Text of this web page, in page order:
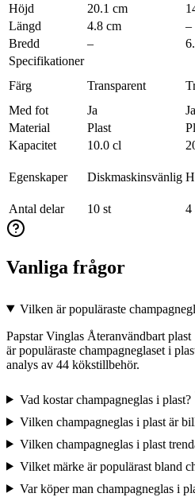
Höjd
20.1 cm
Längd
4.8 cm –
Bredd
–
Specifikationer
Färg
Transparent
Med fot
Ja Ja
Material
Plast
Kapacitet
10.0 cl
Egenskaper Diskmaskinsvänlig
Antal delar 10 st 4
Vanliga frågor
Vilken är populäraste
Papstar Vinglas Återanvändbart
är populäraste champagneglaset i
analys av 44 kökstillbehör.
Vad kostar champagneglas i plast?
Vilken champagneglas i plast är
Vilken champagneglas i plast
Vilket märke är populärast bland
Var köper man champagneglas i